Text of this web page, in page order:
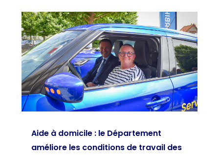
Aide à domicile : le Département
améliore les conditions de travail des